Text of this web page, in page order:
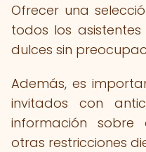
Ofrecer una
todos los
dulces sin
Además, es
invitados con
información sobre
otras restricciones